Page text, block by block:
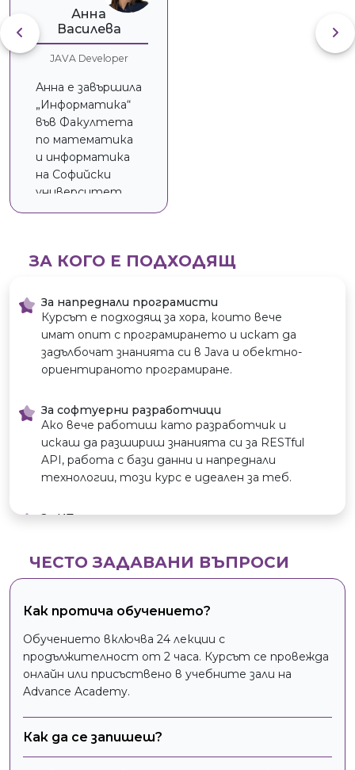
Аннa
Василева
JAVA Developer
Анна е завършила
„Информатика“
във Факултета
по математика
и информатика
на Софийски
университет.
След
информацията“ и
работа с бази
данни, се насочва
към Java и вече
пет години
работи като
разработва
софтуер за
застрахователн
и компании, като
изправя пред
нови технически
тва.
ЗА КОГО Е ПОДХОДЯЩ
За напреднали програмисти
Курсът е подходящ за хора, които вече
имат опит с програмирането и искат да
задълбочат знанията си в Java и обектно-
ориентираното програмиране.
За софтуерни разработчици
Ако вече работиш като разработчик и
искаш да разшириш знанията си за RESTful
API, работа с бази данни и напреднали
технологии, този курс е идеален за теб.
За ИТ специалисти
мащабируеми уеб приложения с помощта на
Ако имаш опит с основите на Java и искаш
да научиш как да създаваш ефективни
приложения и API-та, този курс ще ти
помогне да подобриш уменията си.
ЧЕСТО ЗАДАВАНИ ВЪПРОСИ
Как протича обучението?
Обучението включва 24 лекции с
продължителност от 2 часа. Курсът се провежда
онлайн или присъствено в учебните зали на
Advance Academy.
Как да се запишеш?